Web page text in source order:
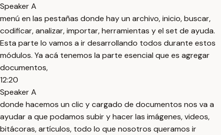
Speaker A
menú en las pestañas donde hay un archivo, inicio, buscar,
codificar, analizar, importar, herramientas y el set de ayuda.
Esta parte lo vamos a ir desarrollando todos durante estos
módulos. Ya acá tenemos la parte esencial que es agregar
documentos,
12:20
Speaker A
donde hacemos un clic y cargado de documentos nos va a
ayudar a que podamos subir y hacer las imágenes, videos,
bitácoras, artículos, todo lo que nosotros queramos ir